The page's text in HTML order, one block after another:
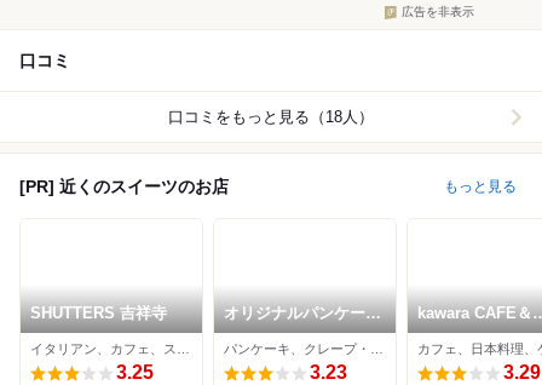
広告を非表示
口コミ
口コミをもっと見る（18人）
[PR] 近くのスイーツのお店 もっと見る
SHUTTERS 吉祥寺
3.25
オリジナルパンケーキ
ハウス 吉祥寺店
3.23
kawara CAFE＆
KITCHEN 吉祥寺
PARCO店
カフェ、日本料理、
3.29